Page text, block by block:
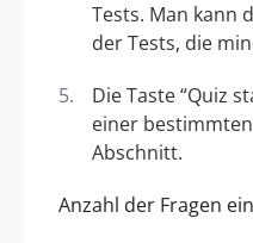
Tests. Man kann
der Tests, die
Die Taste “Quiz
einer
Abschnitt.
Anzahl der Fragen